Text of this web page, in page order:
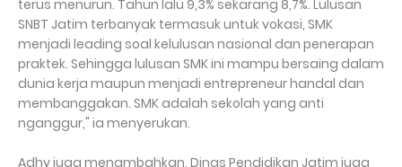
terus menurun. Tahun lalu 9,3% sekarang 8,7%. Lulusan
SNBT Jatim terbanyak termasuk untuk vokasi, SMK
menjadi leading soal kelulusan nasional dan penerapan
praktek. Sehingga lulusan SMK ini mampu bersaing dalam
dunia kerja maupun menjadi entrepreneur handal dan
membanggakan. SMK adalah sekolah yang anti
nganggur," ia menyerukan.
Adhy juga menambahkan, Dinas Pendidikan Jatim juga